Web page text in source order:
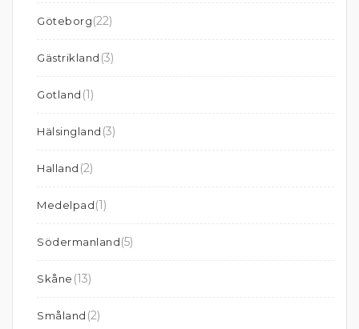
Göteborg(22)
Gästrikland (3)
Gotland (1)
Hälsingland (3)
Halland (2)
Medelpad(1)
Södermanland(5)
Skåne (13)
Småland (2)